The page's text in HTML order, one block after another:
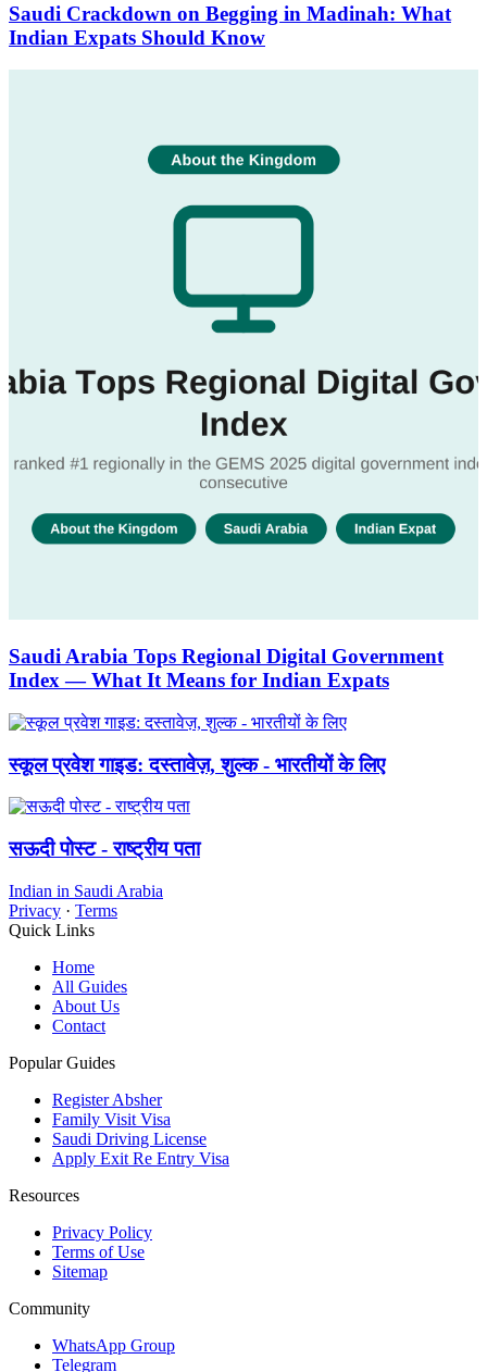
Saudi Crackdown on Begging in Madinah: What
Indian Expats Should Know
Saudi Arabia Tops Regional Digital Government
Index — What It Means for Indian Expats
स्कूल प्रवेश गाइड: दस्तावेज़, शुल्क - भारतीयों के लिए
सऊदी पोस्ट - राष्ट्रीय पता
Indian in Saudi Arabia
Privacy · Terms
Quick Links
Home
All Guides
About Us
Contact
Popular Guides
Register Absher
Family Visit Visa
Saudi Driving License
Apply Exit Re Entry Visa
Resources
Privacy Policy
Terms of Use
Sitemap
Community
WhatsApp Group
Telegram